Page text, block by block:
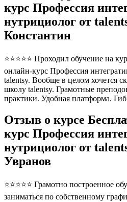
курс Профессия
нутрициолог от
Константин
⭐⭐⭐⭐⭐ Проходил обучение на
онлайн-курс Профессия
talentsy. Вообще в целом хочется
школу talentsy. Грамотные
практики. Удобная платформа.
Отзыв о курсе
курс Профессия
нутрициолог от
Увранов
⭐⭐⭐⭐⭐ Грамотно построенное
заниматься по собственному